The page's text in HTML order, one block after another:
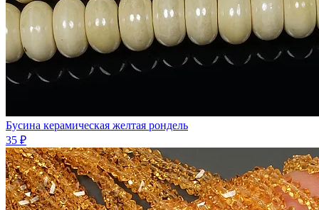
Бусина керамическая желтая рондель
35 ₽